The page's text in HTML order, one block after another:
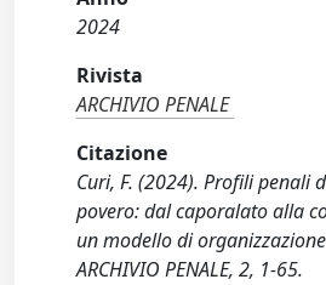
2024
Rivista
ARCHIVIO PENALE
Citazione
Curi, F. (2024). Profili penali
povero: dal caporalato alla
un modello di
ARCHIVIO PENALE, 2, 1-65.